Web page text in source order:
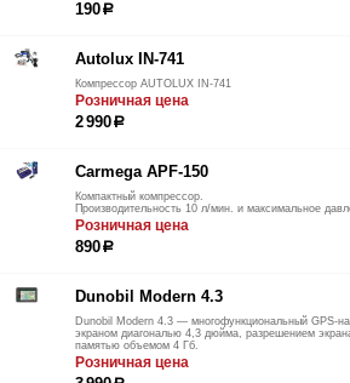
190р
Autolux IN-741
Компрессор AUTOLUX IN-741
Розничная цена
2 990р
Carmega APF-150
Компактный компрессор.
Производительность 10 л/мин. и максимальное
Розничная цена
890р
Dunobil Modern 4.3
Dunobil Modern 4.3 — многофункциональный GPS-
экраном диагональю 4,3 дюйма, разрешением
памятью объемом 4 Гб.
Розничная цена